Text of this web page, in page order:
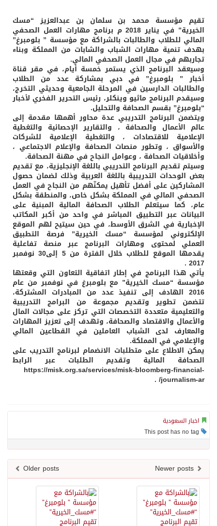
تقيم مؤسسة محمد بن سلمان بن عبدالعزيز “مسك
الخيرية” في يناير 2018 م برنامج مهارات العمل الصحفي
المالي للطلاب والطالبات بالشراكة مع مؤسسة ” بلومبرغ”
بهدف تنمية مهارات الشباب والشابات من المملكة وبناء
تجاربهم في مجال العمل الصحفي المالي.
وسيعقد البرنامج الذي يستمر خمسة أيام، في مقر قناة
أخبار ” بلومبرغ” في دبي بمشاركة عدد من الطلاب
والطالبات الدارسين في المرحلة الجامعية وحديثي التخرج،
وسيقدم البرنامج ماثيو وينكلر، رئيس التحرير الفخري لأخبار
“بلومبرغ” بقسم الصحافة والتحليل.
ويتضمن البرنامج التدريبي عدة محاور أهمها مقدمة إلى
عالم الأعمال والصحافة ، والتقارير الإحصائية والتغطية
الإعلامية للاقتصادات ، والتغطية الإعلامية للشركات
والأسواق ، وتطور منصات الصحافة والإعلام الاجتماعي ،
وأخلاقيات الصحافة ، وعوامل النجاح في مهنة الصحافة.
وسيتم تقديم البرنامج التدريبي باللغة الإنجليزية، مع تقديم
بعض الوحدات التدريبية باللغة العربية وذلك لضمان حصول
المشاركين على أفضل تأهيل يمكنّهم من النجاح في العمل
الصحفي المالي في المملكة بشكل خاص، والمنطقة بشكل
عام، كما سيتعلم الطلاب الصحافة المالية المبنية على
البيانات عبر التطبيق المباشر في واحد من أكبر المكاتب
الإخبارية في الشرق الأوسط، في حين سيتيح لهم الموقع
الإلكتروني لمؤسسة “مسك الخيرية” فرصة التطبيق
العملي لمحتوى ومهارات البرنامج عبر منصة تفاعلية
يقدمها الموقع للطلاب خلال الفترة من 5 إلى30 نوفمبر
2017 .
يأتي هذا البرنامج في إطار اتفاقية التعاون التي وقعتها
مؤسسة “مسك الخيرية” مع بلومبرغ في نوفمبر من عام
2016 الهادف إلى تنفيذ عدد من المبادرات المشتركة،
تتضمن تطوير وتقديم مجموعة من البرامج التدريبية
والتعليمية متعددة التخصصات التي تركز على مجالات المال
والأعمال والاقتصاد والصحافة، وتهدف إلى تعزيز المهارات
والمعارف لدى الشباب العاملين في القطاعين المالي
والإعلامي في المملكة.
يمكن الاطلاع على متطلبات الانضمام لبرنامج التدريب على
الصحافة المالية وتقديم الطلبات عبر الرابط
https://misk.org.sa/services/misk-bloomberg-financial-
journalism-ar/ .
اخبار السعودية
Older posts